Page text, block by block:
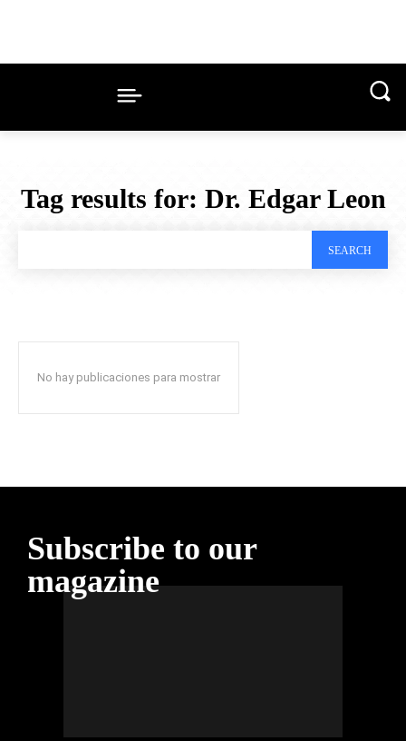
Tag results for: Dr. Edgar Leon
SEARCH
No hay publicaciones para mostrar
Subscribe to our
magazine